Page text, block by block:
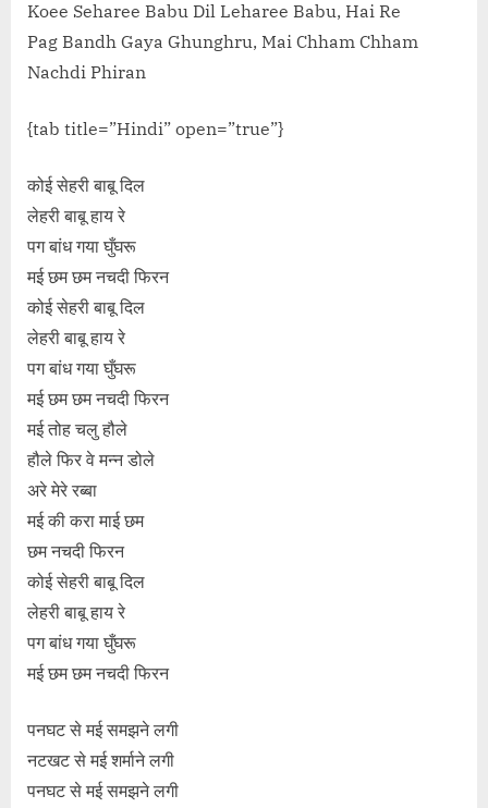
Koee Seharee Babu Dil Leharee Babu, Hai Re
Pag Bandh Gaya Ghunghru, Mai Chham Chham
Nachdi Phiran
{tab title=”Hindi” open=”true”}
कोई सेहरी बाबू दिल
लेहरी बाबू हाय रे
पग बांध गया घुँघरू
मई छम छम नचदी फिरन
कोई सेहरी बाबू दिल
लेहरी बाबू हाय रे
पग बांध गया घुँघरू
मई छम छम नचदी फिरन
मई तोह चलु हौले
हौले फिर वे मन्न डोले
अरे मेरे रब्बा
मई की करा माई छम
छम नचदी फिरन
कोई सेहरी बाबू दिल
लेहरी बाबू हाय रे
पग बांध गया घुँघरू
मई छम छम नचदी फिरन
पनघट से मई समझने लगी
नटखट से मई शर्माने लगी
पनघट से मई समझने लगी